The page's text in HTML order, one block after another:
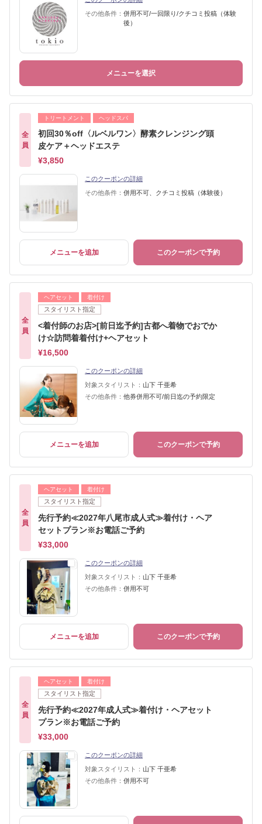
その他条件： 併用不可/一回限り/クチコミ投稿（体験
後）
メニューを選択
全
員
トリートメント ヘッドスパ
初回30％off〈ルベルワン〉酵素クレンジング頭
皮ケア＋ヘッドエステ
¥3,850
このクーポンの詳細
その他条件： 併用不可、クチコミ投稿（体験後）
メニューを追加 このクーポンで予約
全
員
ヘアセット 着付け
スタイリスト指定
<着付師のお店>[前日迄予約]古都へ着物でおでか
け☆訪問着着付け+ヘアセット
¥16,500
このクーポンの詳細
対象スタイリスト： 山下 千亜希
その他条件： 他券併用不可/前日迄の予約限定
メニューを追加 このクーポンで予約
全
員
ヘアセット 着付け
スタイリスト指定
先行予約≪2027年八尾市成人式≫着付け・ヘア
セットプラン※お電話ご予約
¥33,000
このクーポンの詳細
対象スタイリスト： 山下 千亜希
その他条件： 併用不可
メニューを追加 このクーポンで予約
全
員
ヘアセット 着付け
スタイリスト指定
先行予約≪2027年成人式≫着付け・ヘアセット
プラン※お電話ご予約
¥33,000
このクーポンの詳細
対象スタイリスト： 山下 千亜希
その他条件： 併用不可